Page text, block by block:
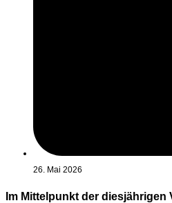
26. Mai 2026
Im Mittelpunkt der